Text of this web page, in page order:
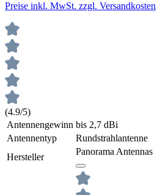
Preise inkl. MwSt. zzgl. Versandkosten
(4.9/5)
Antennengewinn bis 2,7 dBi
Antennentyp
Rundstrahlantenne
Hersteller
Panorama Antennas